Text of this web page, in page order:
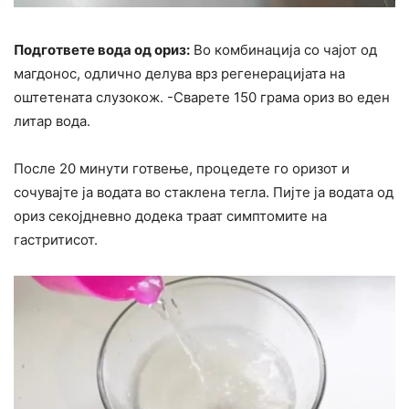
Подгответе вода од ориз: Во комбинација со чајот од
магдонос, одлично делува врз регенерацијата на
оштетената слузокож. -Сварете 150 грама ориз во еден
литар вода.
После 20 минути готвење, процедете го оризот и
сочувајте ја водата во стаклена тегла. Пијте ја водата од
ориз секојдневно додека траат симптомите на
гастритисот.